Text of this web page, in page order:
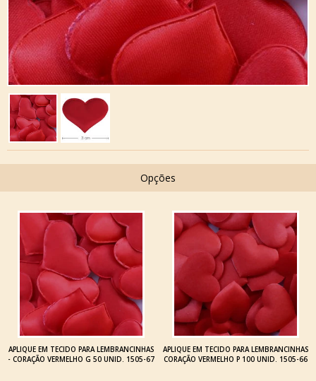
Opções
APLIQUE EM TECIDO PARA LEMBRANCINHAS
- CORAÇÃO VERMELHO G 50 UNID. 1505-67
APLIQUE EM TECIDO PARA LEMBRANCINHAS
CORAÇÃO VERMELHO P 100 UNID. 1505-66